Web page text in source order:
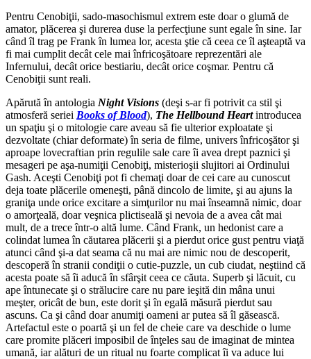
Pentru Cenobiţii, sado-masochismul extrem este doar o glumă de
amator, plăcerea şi durerea duse la perfecţiune sunt egale în sine. Iar
când îl trag pe Frank în lumea lor, acesta ştie că ceea ce îl aşteaptă va
fi mai cumplit decât cele mai înfricoşătoare reprezentări ale
Infernului, decât orice bestiariu, decât orice coşmar. Pentru că
Cenobiţii sunt reali.
Apărută în antologia Night Visions (deşi s-ar fi potrivit ca stil şi
atmosferă seriei Books of Blood), The Hellbound Heartintroducea
un spaţiu şi o mitologie care aveau să fie ulterior exploatate şi
dezvoltate (chiar deformate) în seria de filme, univers înfricoşător şi
aproape lovecraftian prin regulile sale care îi avea drept paznici şi
mesageri pe aşa-numiţii Cenobiţi, misterioşii slujitori ai Ordinului
Gash. Aceşti Cenobiţi pot fi chemaţi doar de cei care au cunoscut
deja toate plăcerile omeneşti, până dincolo de limite, şi au ajuns la
graniţa unde orice excitare a simţurilor nu mai înseamnă nimic, doar
o amorţeală, doar veşnica plictiseală şi nevoia de a avea cât mai
mult, de a trece într-o altă lume. Când Frank, un hedonist care a
colindat lumea în căutarea plăcerii şi a pierdut orice gust pentru viaţă
atunci când şi-a dat seama că nu mai are nimic nou de descoperit,
descoperă în stranii condiţii o cutie-puzzle, un cub ciudat, neştiind că
acesta poate să îi aducă în sfârşit ceea ce căuta. Superb şi lăcuit, cu
ape întunecate şi o strălucire care nu pare ieşită din mâna unui
meşter, oricât de bun, este dorit şi în egală măsură pierdut sau
ascuns. Ca şi când doar anumiţi oameni ar putea să îl găsească.
Artefactul este o poartă şi un fel de cheie care va deschide o lume
care promite plăceri imposibil de înţeles sau de imaginat de mintea
umană, iar alături de un ritual nu foarte complicat îi va aduce lui